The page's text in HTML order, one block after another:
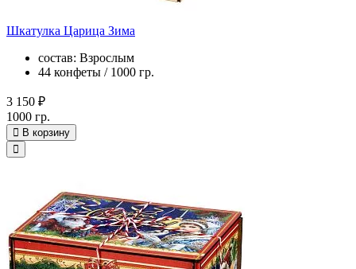
Шкатулка Царица Зима
состав: Взрослым
44 конфеты / 1000 гр.
3 150 ₽
1000 гр.
В корзину